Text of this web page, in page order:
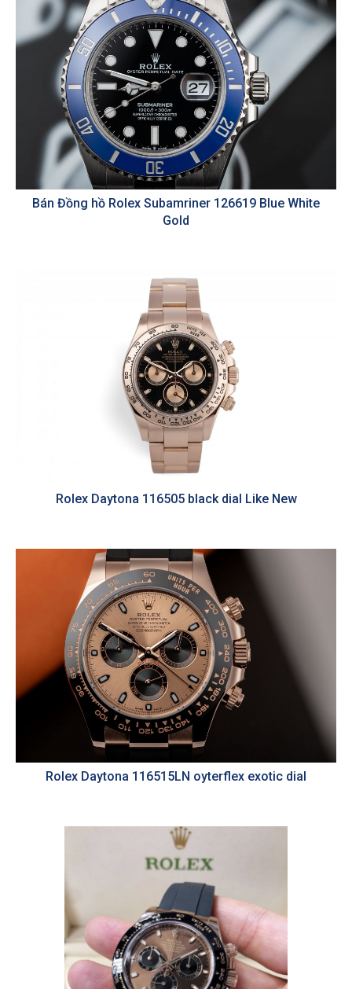
Bán Đồng hồ Rolex Subamriner 126619 Blue White
Gold
Rolex Daytona 116505 black dial Like New
Rolex Daytona 116515LN oyterflex exotic dial